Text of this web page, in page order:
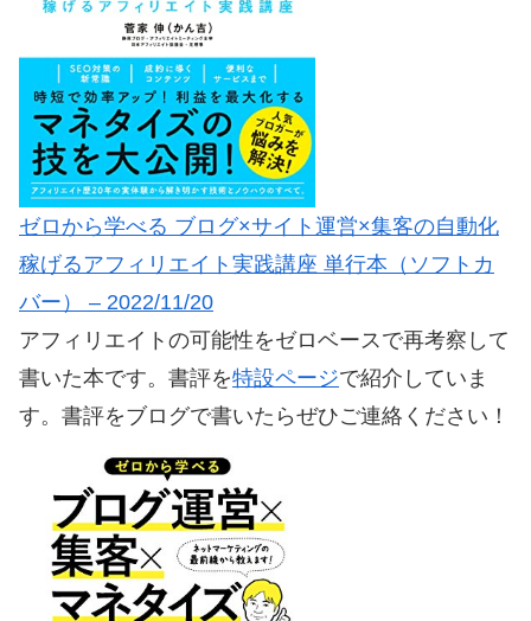
ゼロから学べる ブログ×サイト運営×集客の自動化
稼げるアフィリエイト実践講座 単行本（ソフトカ
バー） – 2022/11/20
アフィリエイトの可能性をゼロベースで再考察して
書いた本です。書評を特設ページで紹介していま
す。書評をブログで書いたらぜひご連絡ください！